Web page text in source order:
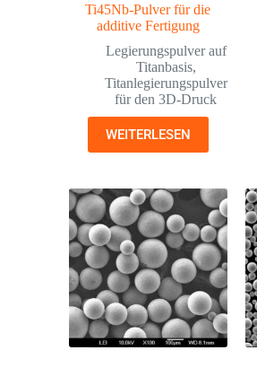
Ti45Nb-Pulver für die
additive Fertigung
Legierungspulver auf
Titanbasis,
Titanlegierungspulver
für den 3D-Druck
WEITERLESEN